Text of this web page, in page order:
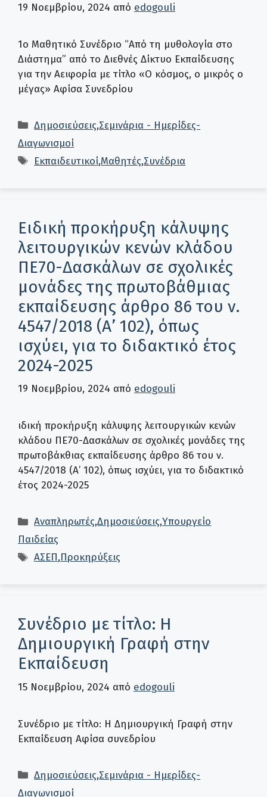
19 Νοεμβρίου, 2024 από edogouli
1ο Μαθητικό Συνέδριο “Από τη μυθολογία στο
Διάστημα” από το Διεθνές Δίκτυο Εκπαίδευσης
για την Αειφορία με τίτλο «Ο κόσμος, ο μικρός ο
μέγας» Αφίσα Συνεδρίου
Κατηγορίες
Δημοσιεύσεις,Σεμινάρια - Ημερίδες-
Διαγωνισμοί
Ετικέτες
Εκπαιδευτικοί,Μαθητές,Συνέδρια
Ειδική προκήρυξη κάλυψης
λειτουργικών κενών κλάδου
ΠΕ70-Δασκάλων σε σχολικές
μονάδες της πρωτοβάθμιας
εκπαίδευσης άρθρο 86 του ν.
4547/2018 (Α’ 102), όπως
ισχύει, για το διδακτικό έτος
2024-2025
19 Νοεμβρίου, 2024 από edogouli
ιδική προκήρυξη κάλυψης λειτουργικών κενών
κλάδου ΠΕ70-Δασκάλων σε σχολικές μονάδες της
πρωτοβάκθιας εκπαίδευσης άρθρο 86 του ν.
4547/2018 (Α’ 102), όπως ισχύει, για το διδακτικό
έτος 2024-2025
Κατηγορίες
Αναπληρωτές,Δημοσιεύσεις,Υπουργείο
Παιδείας
Ετικέτες
ΑΣΕΠ,Προκηρύξεις
Συνέδριο με τίτλο: Η
Δημιουργική Γραφή στην
Εκπαίδευση
15 Νοεμβρίου, 2024 από edogouli
Συνέδριο με τίτλο: Η Δημιουργική Γραφή στην
Εκπαίδευση Αφίσα συνεδρίου
Κατηγορίες
Δημοσιεύσεις,Σεμινάρια - Ημερίδες-
Διαγωνισμοί